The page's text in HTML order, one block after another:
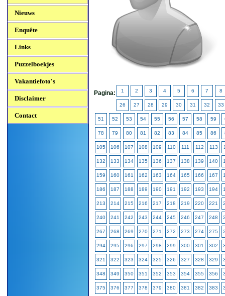
Nieuws
Enquête
Links
Puzzelboekjes
Vakantiefoto's
Disclaimer
Contact
Pagina: 1 2 3 4 5 6 7 8
26 27 28 29 30 31 32 33
51 52 53 54 55 56 57 58 59
78 79 80 81 82 83 84 85 86
105 106 107 108 109 110 111 112 113
132 133 134 135 136 137 138 139 140
159 160 161 162 163 164 165 166 167
186 187 188 189 190 191 192 193 194
213 214 215 216 217 218 219 220 221
240 241 242 243 244 245 246 247 248
267 268 269 270 271 272 273 274 275
294 295 296 297 298 299 300 301 302
321 322 323 324 325 326 327 328 329
348 349 350 351 352 353 354 355 356
375 376 377 378 379 380 381 382 383